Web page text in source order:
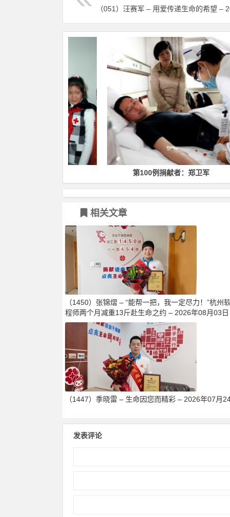
（051）汪赛军 – 用爱传递生命的希望 –
第100例捐献者：郑卫军
相关文章
（1450）张锦熠 – “能帮一把，我一定尽力！”杭州
程师两个月减重13斤赴生命之约 – 2026年08月03日
（1447）季晓雷 – 生命因您而精彩 – 2026年07月
发表评论